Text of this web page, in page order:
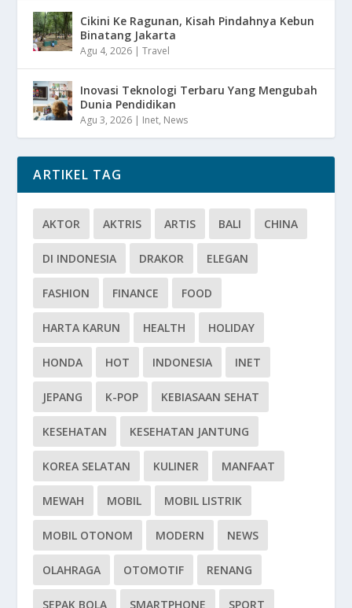
Cikini Ke Ragunan, Kisah Pindahnya Kebun
Binatang Jakarta
Agu 4, 2026 |Travel
Inovasi Teknologi Terbaru Yang Mengubah
Dunia Pendidikan
Agu 3, 2026 | Inet, News
ARTIKEL TAG
AKTOR AKTRIS ARTIS BALI CHINA
DI INDONESIA DRAKOR ELEGAN
FASHION FINANCE FOOD
HARTA KARUN HEALTH HOLIDAY
HONDA HOT INDONESIA INET
JEPANG K-POP KEBIASAAN SEHAT
KESEHATAN KESEHATAN JANTUNG
KOREA SELATAN KULINER MANFAAT
MEWAH MOBIL MOBIL LISTRIK
MOBIL OTONOM MODERN NEWS
OLAHRAGA OTOMOTIF RENANG
SEPAK BOLA SMARTPHONE SPORT